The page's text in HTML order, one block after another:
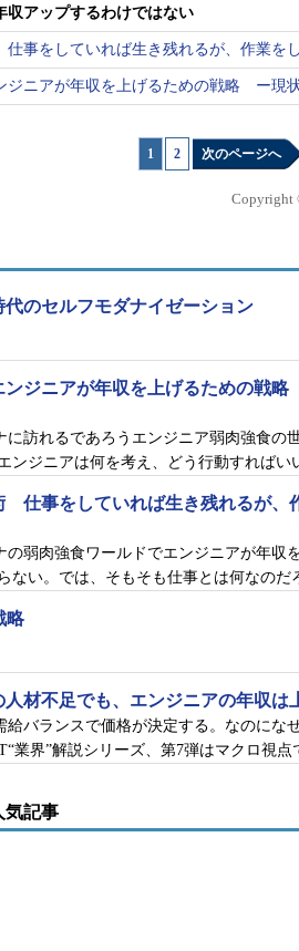
収アップするわけではない
事をしていれば生き残れるが、作業を
ジニアが年収を上げるための戦略 ー現
1 2 次のページへ
Copyright
のセルフモダナイゼーション
ンジニアが年収を上げるための戦
に訪れるであろうエンジニア弱肉強食の
ンジニアは何を考え、どう行動すれば
仕事をしていれば生き残れるが、
の弱肉強食ワールドでエンジニアが年収
ない。では、そもそも仕事とは何なの
略
人材不足でも、エンジニアの年収は
給バランスで価格が決定する。なのにな
界”解説シリーズ、第7弾はマクロ視点
気記事